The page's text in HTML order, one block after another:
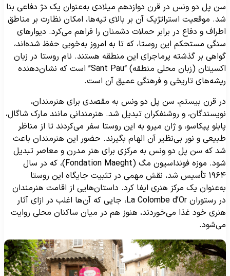
پل دو ونس در قرن دوازدهم میلادی به‌عنوان یک دژ دفاعی بنا
موقعیت استراتژیک آن بر بالای تپه‌ها، امکان نظارت بر مناطق
و دفاع در برابر حملات دشمنان را فراهم می‌کرد. دیوارهای
مستحکم این روستا، که تا به امروز به‌خوبی حفظ شده‌اند،
بر گذشته پرماجرای این منطقه هستند. نام روستا در زبان
اکسیتان (زبان محلی منطقه) “Sant Pau” است که نشان‌دهنده
تاریخی و فرهنگی عمیق آن است.
قرن بیستم، سن پل دو ونس به مقصدی برای هنرمندان،
و روشنفکران تبدیل شد. هنرمندانی مانند مارک شاگال،
پیکاسو، و ژان میرو به این روستا سفر می‌کردند تا از مناظر
و نور بی‌نظیر آن الهام بگیرند. حضور این هنرمندان باعث
که سن پل دو ونس به مرکزی برای هنر مدرن و معاصر تبدیل
شود. موزه فونداسیون مگ (Fondation Maeght)، که در سال
۱۹۶۴ تأسیس شد، نقش مهمی در تثبیت جایگاه این روستا
یک مرکز هنری ایفا کرد. داستان‌هایی از اقامت هنرمندان
در رستوران La Colombe d’Or، جایی که آن‌ها اغلب در ازای آثار
خود غذا می‌خوردند، هنوز هم در میان ساکنان محلی روایت